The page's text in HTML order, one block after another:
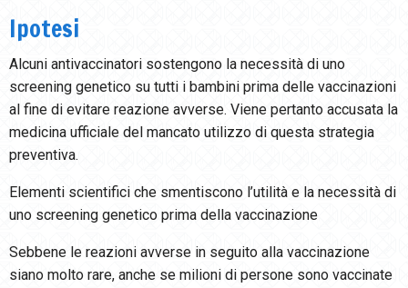
Ipotesi
Alcuni antivaccinatori sostengono la necessità di uno
screening genetico su tutti i bambini prima delle vaccinazioni
al fine di evitare reazione avverse. Viene pertanto accusata la
medicina ufficiale del mancato utilizzo di questa strategia
preventiva.
Elementi scientifici che smentiscono l’utilità e la necessità di
uno screening genetico prima della vaccinazione
Sebbene le reazioni avverse in seguito alla vaccinazione
siano molto rare, anche se milioni di persone sono vaccinate